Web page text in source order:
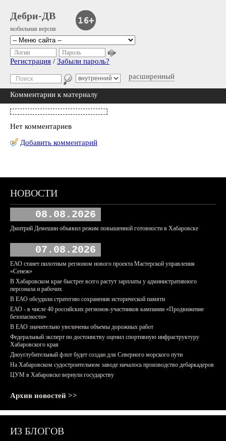
Дебри-ДВ
мобильная версия
расширенный
Логин Пароль
Регистрация / Забыли пароль?
Комментарии к материалу
Нет комментариев
Добавить комментарий
НОВОСТИ
08.08.2026
Дмитрий Демешин объявил режим повышенной готовности в Хабаровске
07.08.2026
ЕАО станет пилотным регионом нового проекта Мастерской управления
«Сенеж»
В Хабаровском крае быстрее всего растут зарплаты у административного
персонала и рабочих
В ЕАО обсудили стратегию сохранения исторической памяти
ЕАО - в числе 40 российских регионов-участников кампании «Продвижение
безопасности»
В ЕАО значительно увеличены объемы дорожных работ
Федеральный эксперт по достоинству оценил спортивную инфраструктуру
Хабаровского края
Дноуглубительный флот будет создан для Северного морского пути
На Хабаровском судостроительном заводе началось производство дебаркадеров
ЦУМ в Хабаровске вернули государству
Архив новостей >>
ИЗ БЛОГОВ